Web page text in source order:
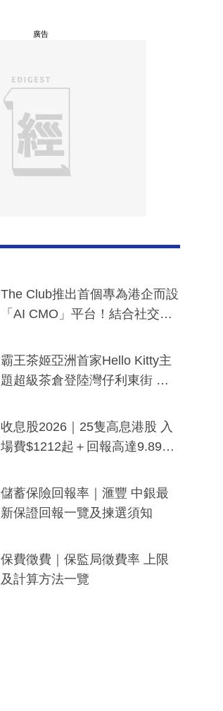
廣告
The Club推出首個專為港企而設
「AI CMO」平台！結合社交聆
分鐘生成「貼地」宣傳短片
霸王茶姬亞洲首家Hello Kitty主
題超級茶倉登陸灣仔利東街 推
y及香港限定特調系列
收息股2026｜25隻高息港股 入
場費$1212起＋回報高達9.89
儲蓄保險回報率｜滙豐 中銀最
新保證回報一覽及揀選須知
保費徵費｜保監局徵費率 上限
及計算方法一覽